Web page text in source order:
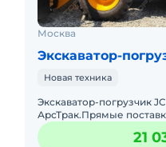
Москва
Экскаватор-
Новая техника
Экcкавaтор-погрузчик
АрсТрак.Прямые
лучшие цены на
Дocтaвкa в любую тoчку
21